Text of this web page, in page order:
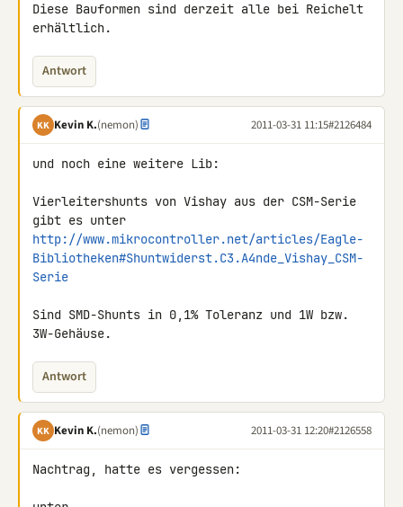
Diese Bauformen sind derzeit alle bei Reichelt
erhältlich.
Antwort
KK Kevin K.(nemon) 2011-03-31 11:15#2126484
und noch eine weitere Lib:
Vierleitershunts von Vishay aus der CSM-Serie
http://www.mikrocontroller.net/articles/Eagle-
Bibliotheken#Shuntwiderst.C3.A4nde_Vishay_CSM-
Serie
Sind SMD-Shunts in 0,1% Toleranz und 1W bzw.
3W-Gehäuse.
Antwort
KK Kevin K.(nemon) 2011-03-31 12:20#2126558
Nachtrag, hatte es vergessen: